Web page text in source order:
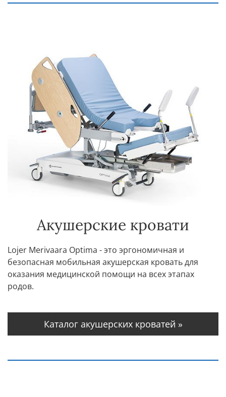
Акушерские кровати
Lojer Merivaara Optima - это эргономичная и
безопасная мобильная акушерская кровать для
оказания медицинской помощи на всех этапах
родов.
Каталог акушерских кроватей »